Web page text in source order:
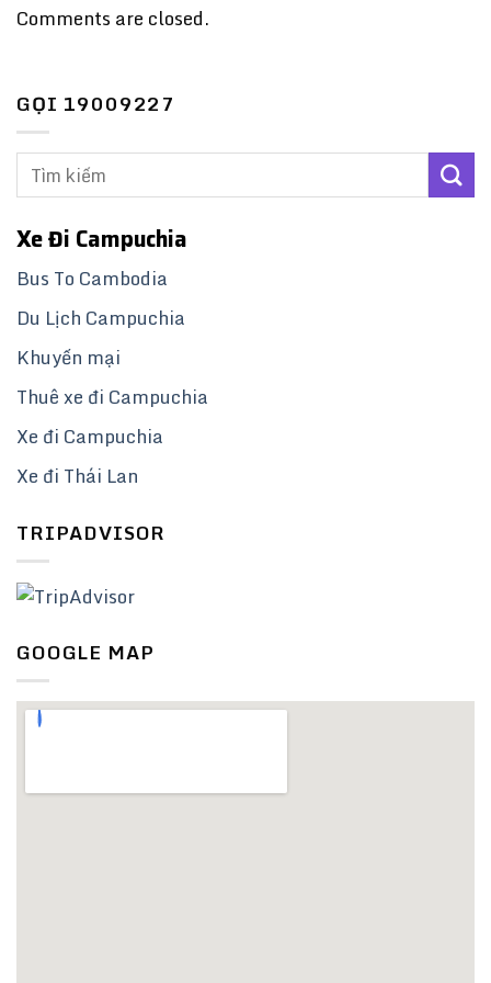
Comments are closed.
GỌI 19009227
Xe Đi Campuchia
Bus To Cambodia
Du Lịch Campuchia
Khuyến mại
Thuê xe đi Campuchia
Xe đi Campuchia
Xe đi Thái Lan
TRIPADVISOR
GOOGLE MAP